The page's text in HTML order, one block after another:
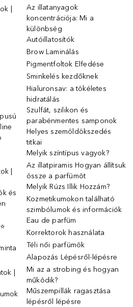
|
|
és
|
Az illatanyagok
koncentrációja: Mi a
különbség
Autóillatosítók
Brow Laminálás
Pigmentfoltok Elfedése
Sminkelés kezdőknek
Hialuronsav: a tökéletes
hidratálás
Szulfát, szilikon és
parabénmentes samponok
Helyes szemöldökszedés
titkai
Melyik színtípus vagyok?
Az illatpiramis Hogyan állítsuk
össze a parfümöt
Melyik Rúzs Illik Hozzám?
Kozmetikumokon található
szimbólumok és információk
Eau de parfüm
Korrektorok használata
Téli női parfümök
Alapozás Lépésről-lépésre
Mi az a strobing és hogyan
működik?
Műszempillák ragasztása
lépésről lépésre